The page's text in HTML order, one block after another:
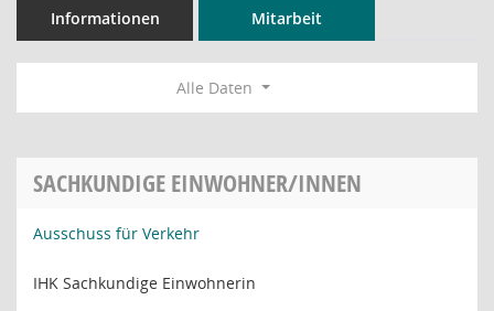
Informationen Mitarbeit
Alle Daten
SACHKUNDIGE EINWOHNER/INNEN
Ausschuss für Verkehr
IHK Sachkundige Einwohnerin